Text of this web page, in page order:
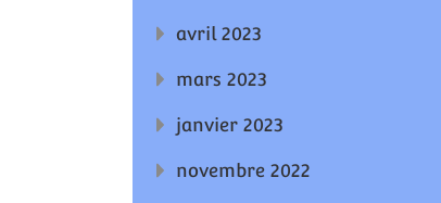
avril 2023
mars 2023
janvier 2023
novembre 2022